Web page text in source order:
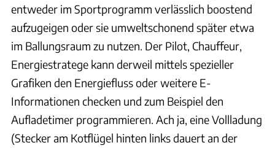
entweder im Sportprogramm verlässlich boostend
aufzugeigen oder sie umweltschonend später etwa
im Ballungsraum zu nutzen. Der Pilot, Chauffeur,
Energiestratege kann derweil mittels spezieller
Grafiken den Energiefluss oder weitere E-
Informationen checken und zum Beispiel den
Aufladetimer programmieren. Ach ja, eine Vollladung
(Stecker am Kotflügel hinten links dauert an der